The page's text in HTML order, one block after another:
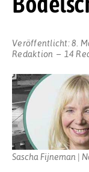
Veröffentlicht:8.
Redaktion
14
Sascha Fijneman |